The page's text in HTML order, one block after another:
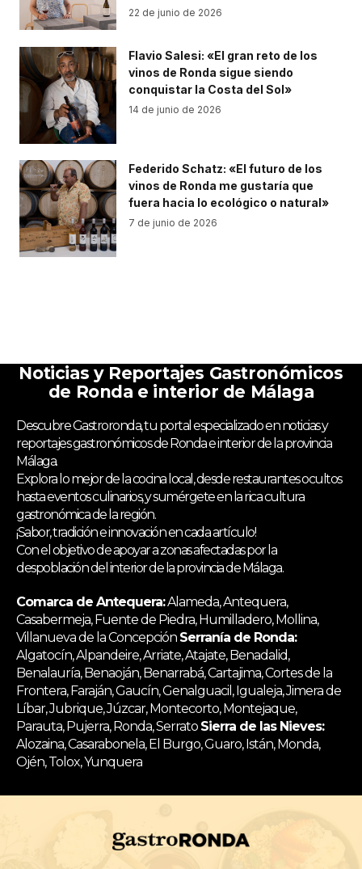
22 de junio de 2026
Flavio Salesi: «El gran reto de los
vinos de Ronda sigue siendo
conquistar la Costa del Sol»
14 de junio de 2026
Federido Schatz: «El futuro de los
vinos de Ronda me gustaría que
fuera hacia lo ecológico o natural»
7 de junio de 2026
Noticias y Reportajes Gastronómicos
de Ronda e interior de Málaga
Descubre Gastroronda, tu portal especializado en noticias y
reportajes gastronómicos de Ronda e interior de la provincia
Málaga.
Explora lo mejor de la cocina local, desde restaurantes ocultos
hasta eventos culinarios, y sumérgete en la rica cultura
gastronómica de la región.
¡Sabor, tradición e innovación en cada artículo!
Con el objetivo de apoyar a zonas afectadas por la
despoblación del interior de la provincia de Málaga.
Comarca de Antequera:Alameda, Antequera,
Casabermeja, Fuente de Piedra, Humilladero, Mollina,
Villanueva de la Concepción Serranía de Ronda:
Algatocín, Alpandeire, Arriate, Atajate, Benadalid,
Benalauría, Benaoján, Benarrabá, Cartajima, Cortes de la
Frontera, Faraján, Gaucín, Genalguacil, Igualeja, Jimera de
Líbar, Jubrique, Júzcar, Montecorto, Montejaque,
Parauta, Pujerra, Ronda, Serrato Sierra de las Nieves:
Alozaina, Casarabonela, El Burgo, Guaro, Istán, Monda,
Ojén, Tolox, Yunquera